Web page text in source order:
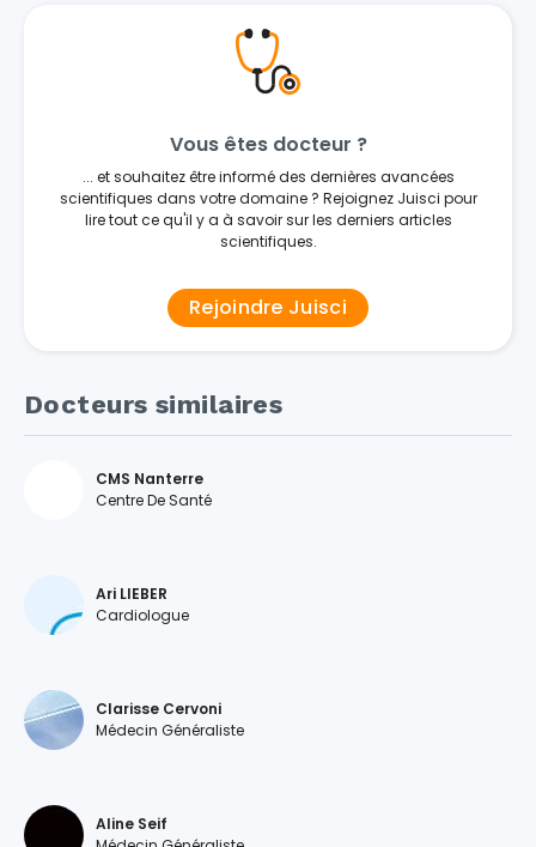
Vous êtes docteur ?
... et souhaitez être informé des dernières avancées
scientifiques dans votre domaine ? Rejoignez Juisci pour
lire tout ce qu'il y a à savoir sur les derniers articles
scientifiques.
Rejoindre Juisci
Docteurs similaires
CMS Nanterre
Centre De Santé
Ari LIEBER
Cardiologue
Clarisse Cervoni
Médecin Généraliste
Aline Seif